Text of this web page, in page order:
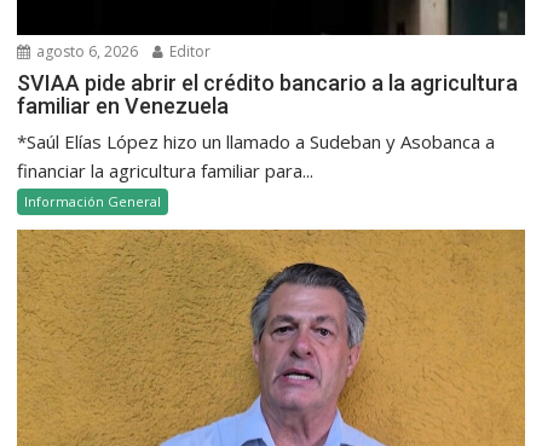
agosto 6, 2026 Editor
SVIAA pide abrir el crédito bancario a la agricultura
familiar en Venezuela
*Saúl Elías López hizo un llamado a Sudeban y Asobanca a
financiar la agricultura familiar para...
Información General